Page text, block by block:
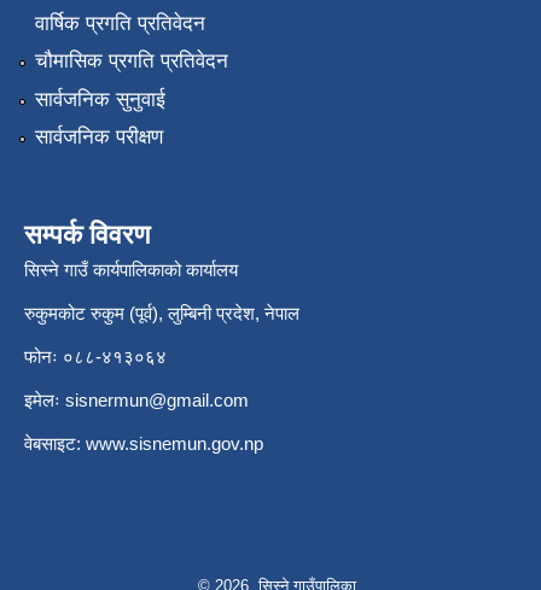
वार्षिक प्रगति प्रतिवेदन
चौमासिक प्रगति प्रतिवेदन
सार्वजनिक सुनुवाई
सार्वजनिक परीक्षण
सम्पर्क विवरण
सिस्ने गाउँ कार्यपालिकाको कार्यालय
रुकुमकोट रुकुम (पूर्व), लुम्बिनी प्रदेश, नेपाल
फोनः ०८८-४१३०६४
इमेलः sisnermun@gmail.com
वेबसाइट: www.sisnemun.gov.np
© 2026 सिस्ने गाउँपालिका